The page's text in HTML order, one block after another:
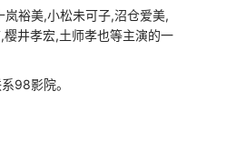
裕美,小松未可子,沼仓爱美,
井孝宏,土师孝也等主演的一
98影院。